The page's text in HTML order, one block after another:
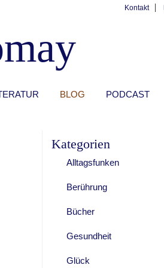
Kontakt
BLOG PODCAST
Kategorien
Alltagsfunken
Berührung
Bücher
Gesundheit
Glück